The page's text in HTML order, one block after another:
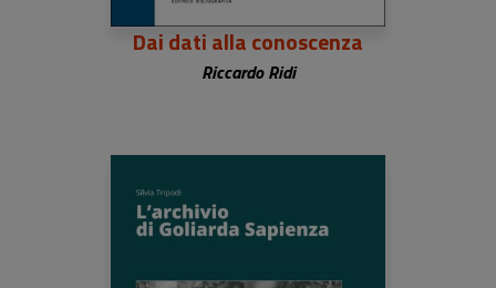
Dai dati alla conoscenza
Riccardo Ridi